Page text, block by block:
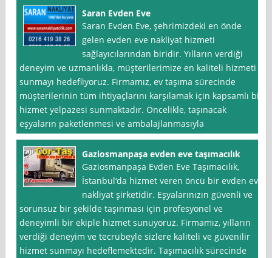
Saran Evden Eve
Saran Evden Eve, şehrimizdeki en önde
gelen evden eve nakliyat hizmeti
sağlayıcılarından biridir. Yılların verdiği
deneyim ve uzmanlıkla, müşterilerimize en kaliteli hizmeti
sunmayı hedefliyoruz. Firmamız, ev taşıma sürecinde
müşterilerinin tüm ihtiyaçlarını karşılamak için kapsamlı bir
hizmet yelpazesi sunmaktadır. Öncelikle, taşınacak
eşyaların paketlenmesi ve ambalajlanmasıyla
Gaziosmanpaşa evden eve taşımacılık
Gaziosmanpaşa Evden Eve Taşımacılık,
İstanbul‘da hizmet veren öncü bir evden eve
nakliyat şirketidir. Eşyalarınızın güvenli ve
sorunsuz bir şekilde taşınması için profesyonel ve
deneyimli bir ekiple hizmet sunuyoruz. Firmamız, yılların
verdiği deneyim ve tecrübeyle sizlere kaliteli ve güvenilir
hizmet sunmayı hedeflemektedir. Taşımacılık sürecinde